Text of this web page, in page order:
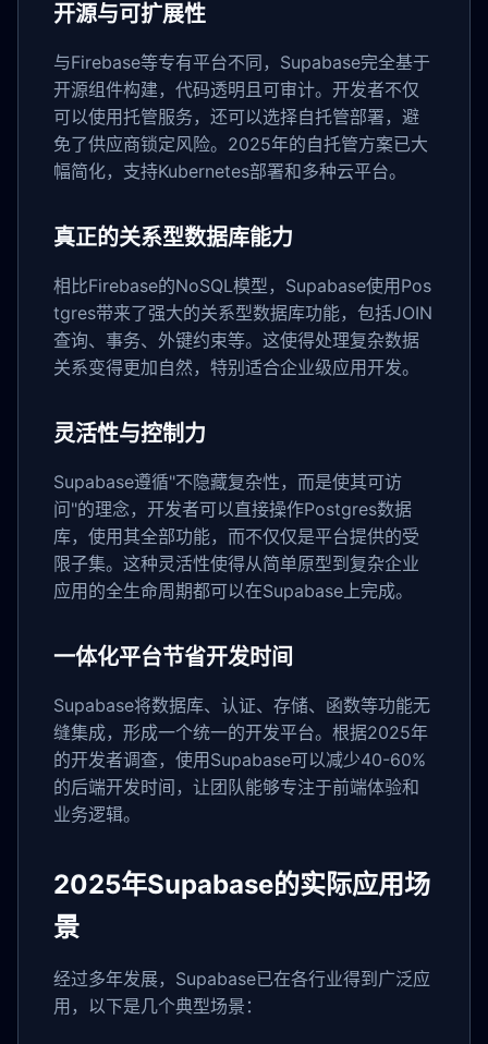
开源与可扩展性
与Firebase等专有平台不同，Supabase完全基于
开源组件构建，代码透明且可审计。开发者不仅
可以使用托管服务，还可以选择自托管部署，避
免了供应商锁定风险。2025年的自托管方案已大
幅简化，支持Kubernetes部署和多种云平台。
真正的关系型数据库能力
相比Firebase的NoSQL模型，Supabase使用Pos
tgres带来了强大的关系型数据库功能，包括JOIN
查询、事务、外键约束等。这使得处理复杂数据
关系变得更加自然，特别适合企业级应用开发。
灵活性与控制力
Supabase遵循"不隐藏复杂性，而是使其可访
问"的理念，开发者可以直接操作Postgres数据
库，使用其全部功能，而不仅仅是平台提供的受
限子集。这种灵活性使得从简单原型到复杂企业
应用的全生命周期都可以在Supabase上完成。
一体化平台节省开发时间
Supabase将数据库、认证、存储、函数等功能无
缝集成，形成一个统一的开发平台。根据2025年
的开发者调查，使用Supabase可以减少40-60%
的后端开发时间，让团队能够专注于前端体验和
业务逻辑。
2025年Supabase的实际应用场
景
经过多年发展，Supabase已在各行业得到广泛应
用，以下是几个典型场景：